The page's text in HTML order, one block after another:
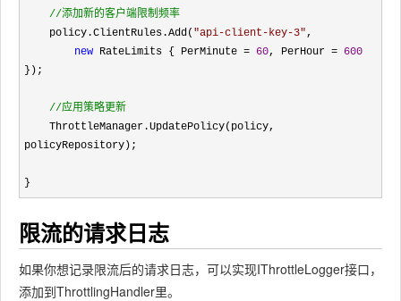
//添加新的客户端限制频率
    policy.ClientRules.Add(
"api-client-key-3",
new RateLimits { PerMinute = 60, PerHour = 600
});
//应用策略更新
policyRepository);
}
限流的请求日志
如果你想记录限流后的请求日志，可以实现IThrottleLogger接口，
添加到ThrottlingHandler里。